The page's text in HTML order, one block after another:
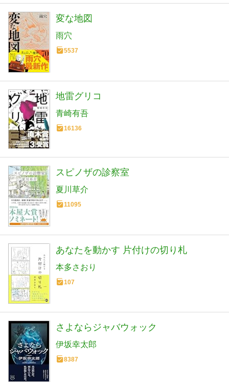
変な地図
雨穴
5537
地雷グリコ
青崎有吾
16136
スピノザの診察室
夏川草介
11095
あなたを動かす 片付けの切り札
本多さおり
107
さよならジャバウォック
伊坂幸太郎
8387